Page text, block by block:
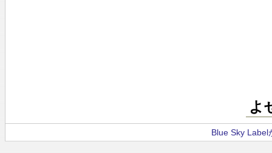
よ
Blue Sky Label